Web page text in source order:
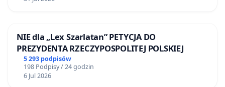
NIE dla „Lex Szarlatan” PETYCJA DO
PREZYDENTA RZECZYPOSPOLITEJ POLSKIEJ
5 293 podpisów
198 Podpisy / 24 godzin
6 Jul 2026